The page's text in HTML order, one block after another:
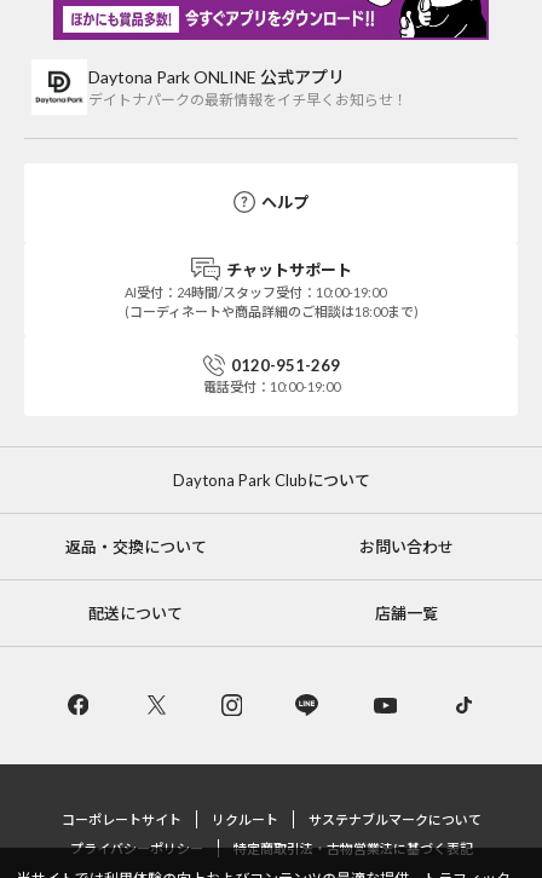
Daytona Park ONLINE 公式アプリ
デイトナパークの最新情報をイチ早くお知らせ！
ヘルプ
チャットサポート
AI受付：24時間/スタッフ受付：10:00-19:00
(コーディネートや商品詳細のご相談は18:00まで)
0120-951-269
電話受付：10:00-19:00
Daytona Park Clubについて
返品・交換について お問い合わせ
配送について 店舗一覧
コーポレートサイト リクルート
サステナブルマークについて
プライバシーポリシー
特定商取引法・古物営業法に基づく表記